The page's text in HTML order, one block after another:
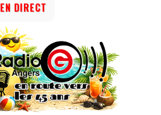
EN DIRECT